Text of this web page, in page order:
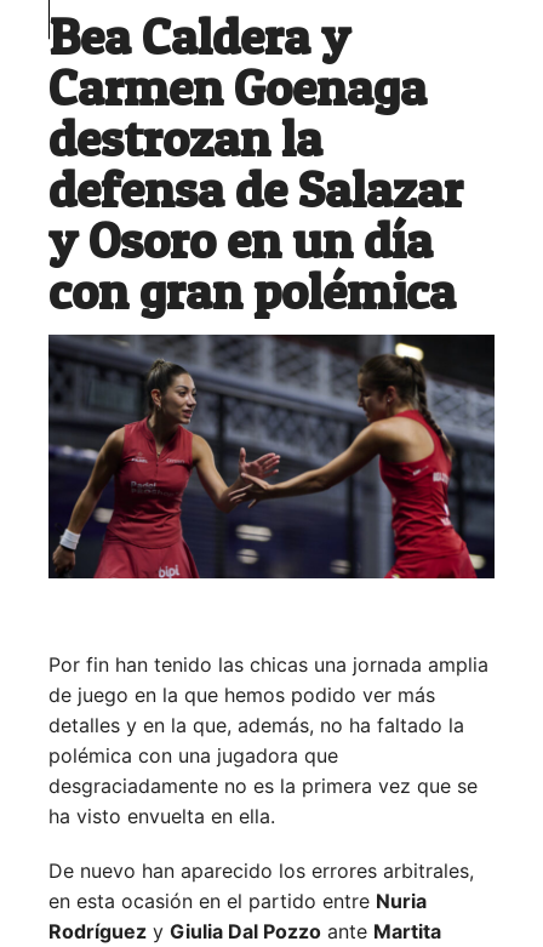
Bea Caldera y
Carmen Goenaga
destrozan la
defensa de Salazar
y Osoro en un día
con gran polémica
Por fin han tenido las chicas una jornada amplia
de juego en la que hemos podido ver más
detalles y en la que, además, no ha faltado la
polémica con una jugadora que
desgraciadamente no es la primera vez que se
ha visto envuelta en ella.
De nuevo han aparecido los errores arbitrales,
en esta ocasión en el partido entre Nuria
Rodríguez y Giulia Dal Pozzo ante Martita